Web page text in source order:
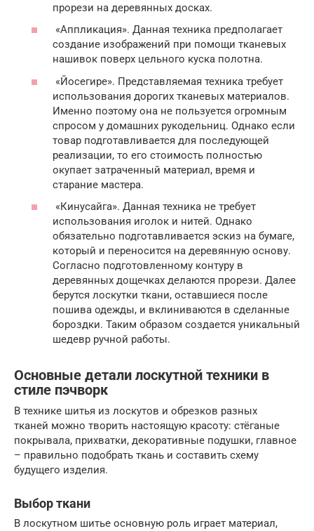
прорези на деревянных досках.
«Аппликация». Данная техника предполагает
создание изображений при помощи тканевых
нашивок поверх цельного куска полотна.
«Йосегире». Представляемая техника требует
использования дорогих тканевых материалов.
Именно поэтому она не пользуется огромным
спросом у домашних рукодельниц. Однако если
товар подготавливается для последующей
реализации, то его стоимость полностью
окупает затраченный материал, время и
старание мастера.
«Кинусайга». Данная техника не требует
использования иголок и нитей. Однако
обязательно подготавливается эскиз на бумаге,
который и переносится на деревянную основу.
Согласно подготовленному контуру в
деревянных дощечках делаются прорези. Далее
берутся лоскутки ткани, оставшиеся после
пошива одежды, и вклиниваются в сделанные
бороздки. Таким образом создается уникальный
шедевр ручной работы.
Основные детали лоскутной техники в
стиле пэчворк
В технике шитья из лоскутов и обрезков разных
тканей можно творить настоящую красоту: стёганые
покрывала, прихватки, декоративные подушки, главное
– правильно подобрать ткань и составить схему
будущего изделия.
Выбор ткани
В лоскутном шитье основную роль играет материал,